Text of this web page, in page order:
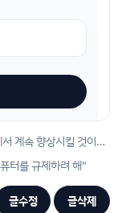
MS CTO 케빈 스콧 "규모는 AI 모델을 모든 면에서 계속 향상시킬 것이며 차세대가 이를 증명할 것"
터를 규제하려 해"
글수정 글삭제